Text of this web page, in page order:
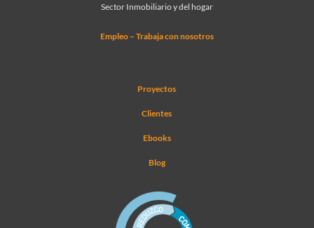
Sector Inmobiliario y del hogar
Empleo – Trabaja con nosotros
Proyectos
Clientes
Ebooks
Blog